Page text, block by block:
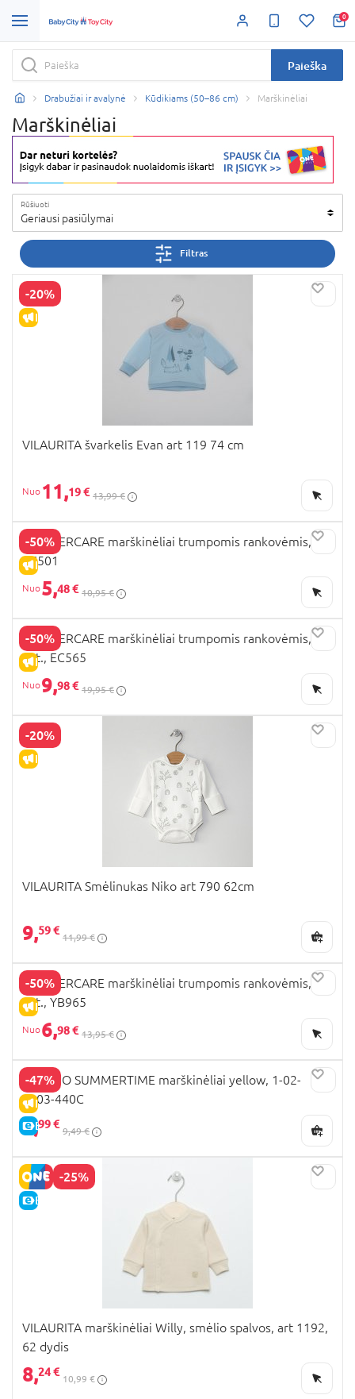
0
Paieška
Drabužiai ir avalynė Kūdikiams (50–86 cm) Marškinėliai
Marškinėliai
Rūšiuoti
Geriausi pasiūlymai
Filtras
-20%
IŠPARDAVIMAS
VILAURITA švarkelis Evan art 119 74 cm
11,19 € 13,99 €
-50%
IŠPARDAVIMAS
MOTHERCARE marškinėliai trumpomis rankovėmis,
EC501
5,48 € 10,95 €
-50%
IŠPARDAVIMAS
MOTHERCARE marškinėliai trumpomis rankovėmis, 2
vnt., EC565
9,98 € 19,95 €
-20%
IŠPARDAVIMAS
VILAURITA Smėlinukas Niko art 790 62cm
9,59 €
11,99 €
-50%
IŠPARDAVIMAS
MOTHERCARE marškinėliai trumpomis rankovėmis, 2
vnt., YB965
6,98 € 13,95 €
-47%
IŠPARDAVIMAS
E-KAINA
PINOKIO SUMMERTIME marškinėliai yellow, 1-02-
2103-440C
4,99 €
9,49 €
-25%
E-KAINA
VILAURITA marškinėliai Willy, smėlio spalvos, art 1192,
62 dydis
8,24 €
10,99 €